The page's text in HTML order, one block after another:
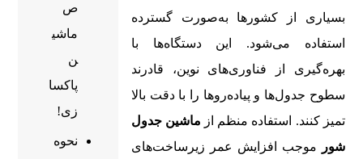
بسیاری از کشورها به‌صورت گسترده
استفاده می‌شود. این دستگاه‌ها با
بهره‌گیری از فناوری‌های نوین، قادرند
سطوح جدول‌ها و پیاده‌روها را با دقت بالا
تمیز کنند. استفاده منظم از ماشین جدول
شور
موجب افزایش عمر زیرساخت‌های
ص
ماشی
ن
پاکسا
زی!
نحوه